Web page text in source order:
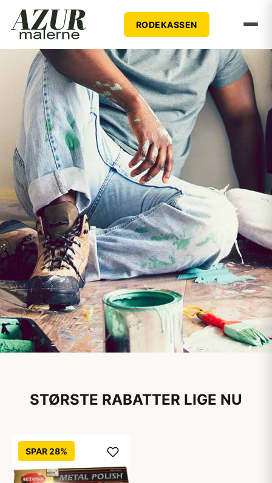
RODEKASSEN
Alt i maling og malergrej
STØRSTE RABATTER LIGE NU
SPAR 28%